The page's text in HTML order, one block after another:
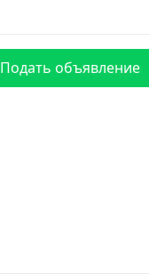
Подать объявление